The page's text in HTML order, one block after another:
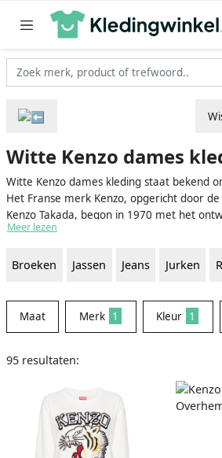
Witte Kenzo dames
Witte Kenzo dames kleding staat bekend
Het Franse merk Kenzo, opgericht door
Kenzo Takada, begon in 1970 met het
hoogwaardige kleding voor zowel mannen
witte kledingcollectie voor dames straalt
essentieel onderdeel is van elke
naar een chic wit overhemd, een trendy
T-shirt, de witte Kenzo dames kleding is er
Meer lezen
Broeken Jassen Jeans Jurken
Maat Merk 1 Kleur 1
95 resultaten: